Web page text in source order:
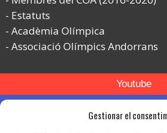
Gestionar el
Estatuts
Acadèmia Olímpica
Associació Olímpics Andorrans
Youtube